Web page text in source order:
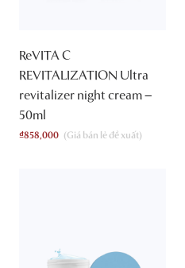
ReVITA C
REVITALIZATION Ultra
revitalizer night cream –
50ml
₫858,000